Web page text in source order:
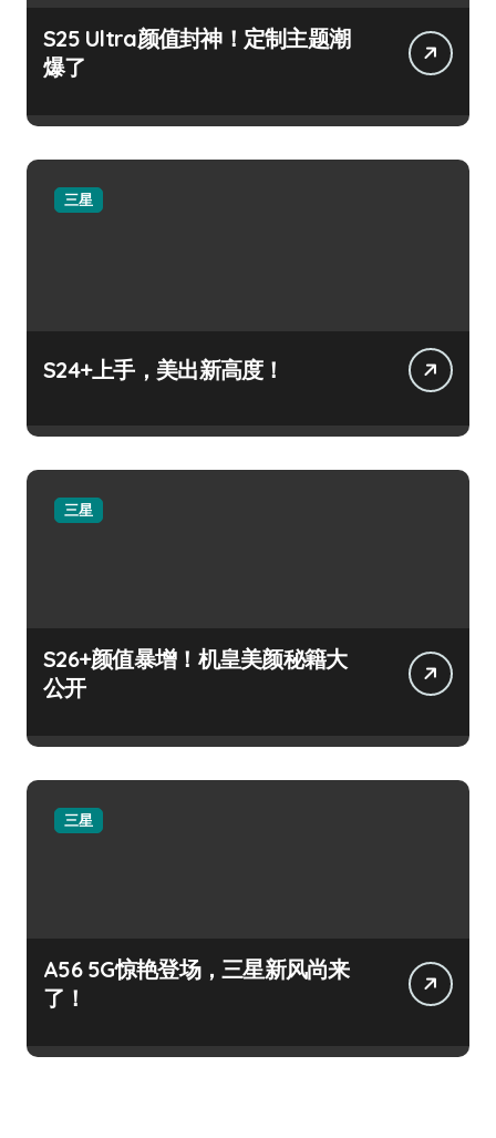
S25 Ultra颜值封神！定制主题潮
爆了
三星
S24+上手，美出新高度！
三星
S26+颜值暴增！机皇美颜秘籍大
公开
三星
A56 5G惊艳登场，三星新风尚来
了！